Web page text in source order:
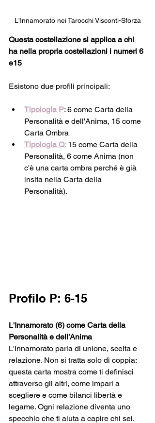
L'Innamorato nei Tarocchi Visconti-Sforza
Questa costellazione si applica a chi
ha nella propria costellazioni i numeri 6
e15
Esistono due profili principali:
Tipologia P: 6 come Carta della
Personalità e dell'Anima, 15 come
Carta Ombra
Tipologia Q: 15 come Carta della
Personalità, 6 come Anima (non
c'è una carta ombra perché è già
insita nella Carta della
Personalità).
Profilo P: 6-15
L'Innamorato (6) come Carta della
Personalità e dell'Anima
L'Innamorato parla di unione, scelta e
relazione. Non si tratta solo di coppia:
questa carta mostra come ti definisci
attraverso gli altri, come impari a
scegliere e come bilanci libertà e
legame. Ogni relazione diventa uno
specchio che ti aiuta a capire chi sei.